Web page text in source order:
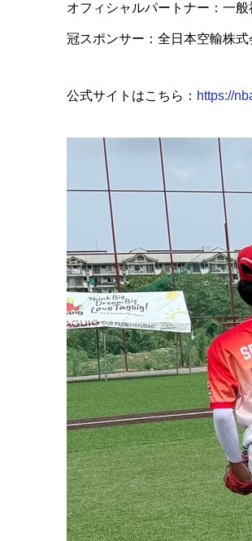
オフィシャルパートナー：一
冠スポンサー：全日本空輸株式
公式サイトはこちら： https://